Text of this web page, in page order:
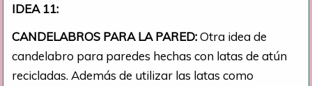
IDEA 11:
CANDELABROS PARA LA PARED:Otra idea de
candelabro para paredes hechas con latas de atún
recicladas. Además de utilizar las latas como